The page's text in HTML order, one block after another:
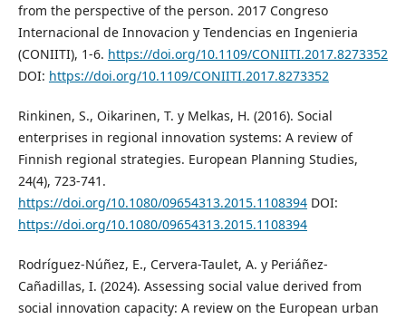
from the perspective of the person. 2017 Congreso
Internacional de Innovacion y Tendencias en Ingenieria
(CONIITI), 1-6. https://doi.org/10.1109/CONIITI.2017.8273352
DOI: https://doi.org/10.1109/CONIITI.2017.8273352
Rinkinen, S., Oikarinen, T. y Melkas, H. (2016). Social
enterprises in regional innovation systems: A review of
Finnish regional strategies. European Planning Studies,
24(4), 723-741.
https://doi.org/10.1080/09654313.2015.1108394DOI:
https://doi.org/10.1080/09654313.2015.1108394
Rodríguez-Núñez, E., Cervera-Taulet, A. y Periáñez-
Cañadillas, I. (2024). Assessing social value derived from
social innovation capacity: A review on the European urban